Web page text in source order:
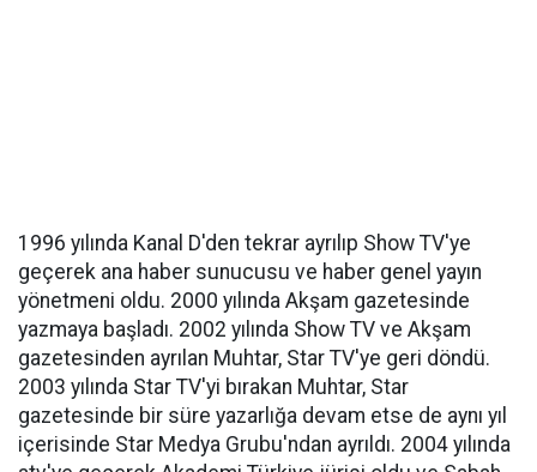
1996 yılında Kanal D'den tekrar ayrılıp Show TV'ye
geçerek ana haber sunucusu ve haber genel yayın
yönetmeni oldu. 2000 yılında Akşam gazetesinde
yazmaya başladı. 2002 yılında Show TV ve Akşam
gazetesinden ayrılan Muhtar, Star TV'ye geri döndü.
2003 yılında Star TV'yi bırakan Muhtar, Star
gazetesinde bir süre yazarlığa devam etse de aynı yıl
içerisinde Star Medya Grubu'ndan ayrıldı. 2004 yılında